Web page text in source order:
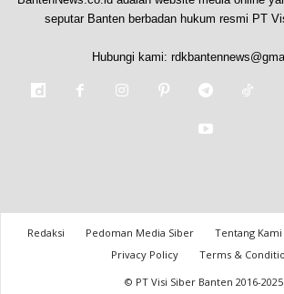
seputar Banten berbadan hukum resmi PT
Hubungi kami:
Redaksi Pedoman Media Siber Tentang Kami
Privacy Policy
Terms &
© PT Visi Siber Banten 2016-2025